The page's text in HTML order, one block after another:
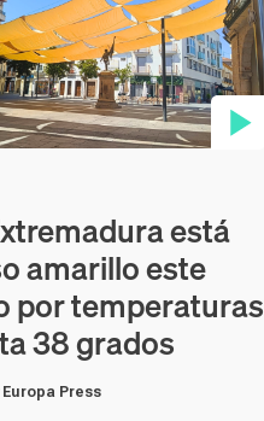
está
amarillo este
por temperaturas
38 grados
Press